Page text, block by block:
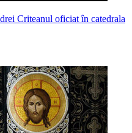
Criteanul oficiat în catedrala